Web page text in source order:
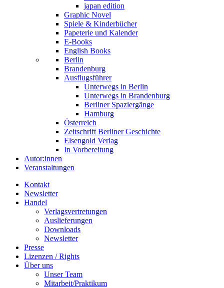
japan edition
Graphic Novel
Spiele & Kinderbücher
Papeterie und Kalender
E-Books
English Books
Berlin
Brandenburg
Ausflugsführer
Unterwegs in Berlin
Unterwegs in Brandenburg
Berliner Spaziergänge
Hamburg
Österreich
Zeitschrift Berliner Geschichte
Elsengold Verlag
In Vorbereitung
Autor:innen
Veranstaltungen
Kontakt
Newsletter
Handel
Verlagsvertretungen
Auslieferungen
Downloads
Newsletter
Presse
Lizenzen / Rights
Über uns
Unser Team
Mitarbeit/Praktikum